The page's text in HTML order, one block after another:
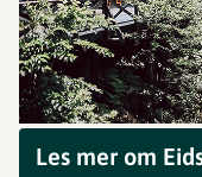
Les mer om